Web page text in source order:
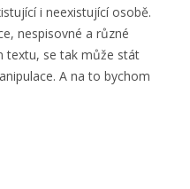
i neexistující osobě.
nespisovné a různé
textu, se tak může stát
A na to bychom